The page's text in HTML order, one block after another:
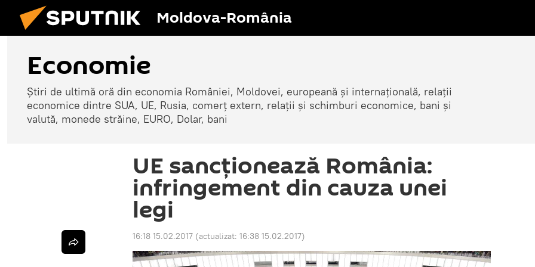
Moldova-România
Economie
Știri de ultimă oră din economia României, Moldovei, europeană și internațională, relații
economice dintre SUA, UE, Rusia, comerț extern, relații și schimburi economice, bani și
valută, monede străine, EURO, Dolar, bani
UE sancţionează România:
infringement din cauza unei
legi
16:18 15.02.2017 (actualizat: 16:38 15.02.2017)